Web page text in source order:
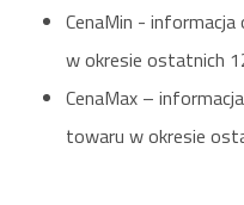
CenaMin - informacja
w okresie ostatnich
CenaMax –
towaru w okresie